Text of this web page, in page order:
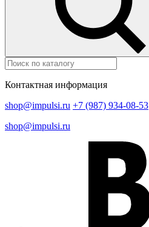
Контактная информация
shop@impulsi.ru +7 (987) 934-08-53
shop@impulsi.ru